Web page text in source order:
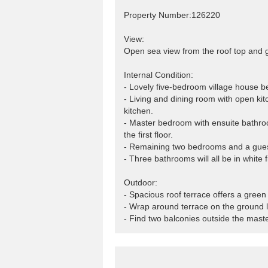
Property Number:126220
View:
Open sea view from the roof top and
Internal Condition:
- Lovely five-bedroom village house
- Living and dining room with open
kitchen.
- Master bedroom with ensuite
the first floor.
- Remaining two bedrooms and a
- Three bathrooms will all be in white
Outdoor:
- Spacious roof terrace offers a
- Wrap around terrace on the ground
- Find two balconies outside the